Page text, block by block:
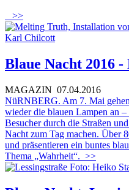
>>
Blaue Nacht 2016
MAGAZIN 07.04.2016
NüRNBERG. Am 7. Mai
wieder die blauen Lampen an
Besucher durch die Straßen
Nacht zum Tag machen. Über
und präsentieren ein buntes
Thema „Wahrheit“. >>